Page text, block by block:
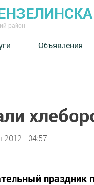
район
Объявления
2012 - 04:57
праздник